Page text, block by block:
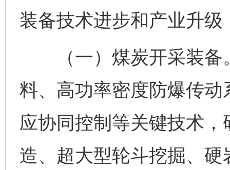
装备技术进步和产业升
（一）煤炭开采装备
料、高功率密度防爆传
应协同控制等关键技术
造、超大型轮斗挖掘、